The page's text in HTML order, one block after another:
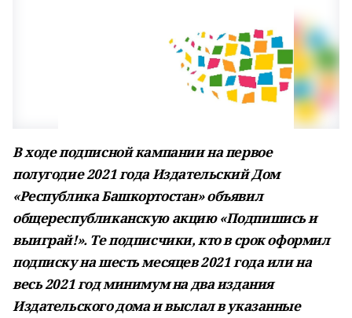
В ходе подписной кампании на первое
полугодие 2021 года Издательский Дом
«Республика Башкортостан» объявил
общереспубликанскую акцию «Подпишись и
выиграй!». Те подписчики, кто в срок оформил
подписку на шесть месяцев 2021 года или на
весь 2021 год минимум на два издания
Издательского дома и выслал в указанные